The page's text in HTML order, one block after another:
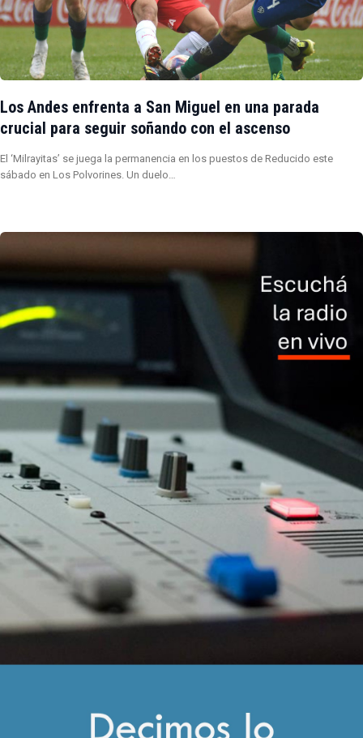
Los Andes enfrenta a San Miguel en una parada
crucial para seguir soñando con el ascenso
El ‘Milrayitas’ se juega la permanencia en los puestos de Reducido este
sábado en Los Polvorines. Un duelo…